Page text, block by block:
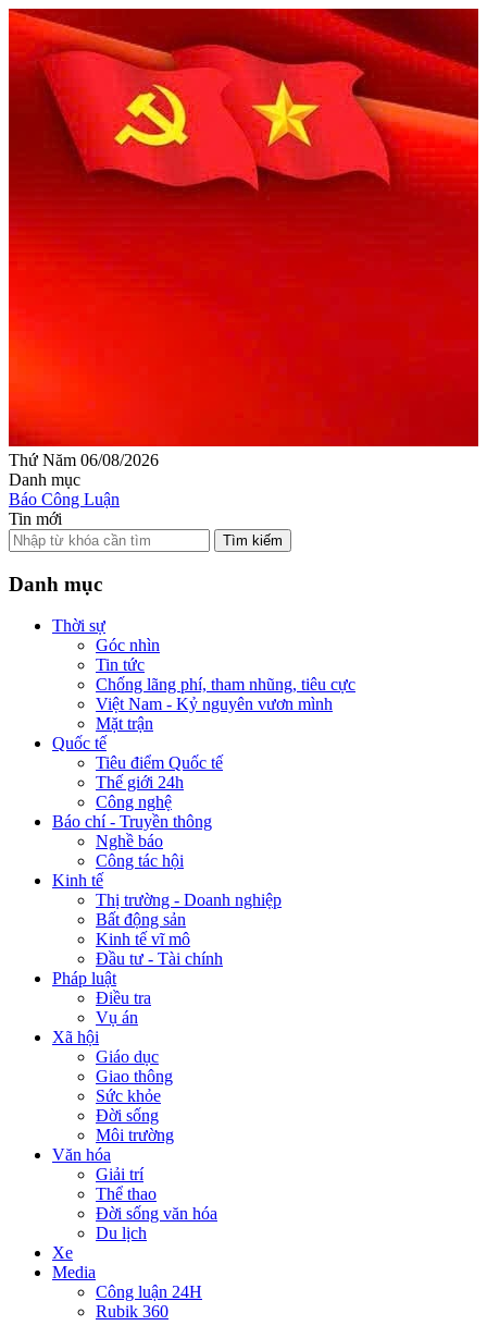
Thứ Năm 06/08/2026
Danh mục
Báo Công Luận
Tin mới
Tìm kiếm
Danh mục
Thời sự
Góc nhìn
Tin tức
Chống lãng phí, tham nhũng, tiêu cực
Việt Nam - Kỷ nguyên vươn mình
Mặt trận
Quốc tế
Tiêu điểm Quốc tế
Thế giới 24h
Công nghệ
Báo chí - Truyền thông
Nghề báo
Công tác hội
Kinh tế
Thị trường - Doanh nghiệp
Bất động sản
Kinh tế vĩ mô
Đầu tư - Tài chính
Pháp luật
Điều tra
Vụ án
Xã hội
Giáo dục
Giao thông
Sức khỏe
Đời sống
Môi trường
Văn hóa
Giải trí
Thể thao
Đời sống văn hóa
Du lịch
Xe
Media
Công luận 24H
Rubik 360